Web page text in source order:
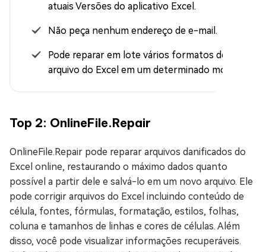
atuais Versões do aplicativo Excel.
Não peça nenhum endereço de e-mail.
Pode reparar em lote vários formatos de
arquivo do Excel em um determinado momento.
Top 2: OnlineFile.Repair
OnlineFile.Repair pode reparar arquivos danificados do
Excel online, restaurando o máximo dados quanto
possível a partir dele e salvá-lo em um novo arquivo. Ele
pode corrigir arquivos do Excel incluindo conteúdo de
célula, fontes, fórmulas, formatação, estilos, folhas,
coluna e tamanhos de linhas e cores de células. Além
disso, você pode visualizar informações recuperáveis.